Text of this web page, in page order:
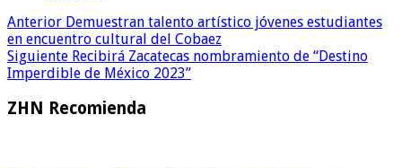
Anterior Demuestran talento artístico jóvenes estudiantes
en encuentro cultural del Cobaez
Siguiente Recibirá Zacatecas nombramiento de “Destino
Imperdible de México 2023”
ZHN Recomienda